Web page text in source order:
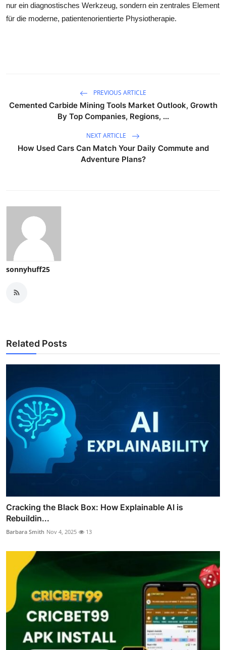
nur ein diagnostisches Werkzeug, sondern ein zentrales Element
für die moderne, patientenorientierte Physiotherapie.
PREVIOUS ARTICLE
Cemented Carbide Mining Tools Market Outlook, Growth
By Top Companies, Regions, ...
NEXT ARTICLE
How Used Cars Can Match Your Daily Commute and
Adventure Plans?
sonnyhuff25
Related Posts
Cracking the Black Box: How Explainable AI is
Rebuildin...
Barbara Smith Nov 4, 2025 13